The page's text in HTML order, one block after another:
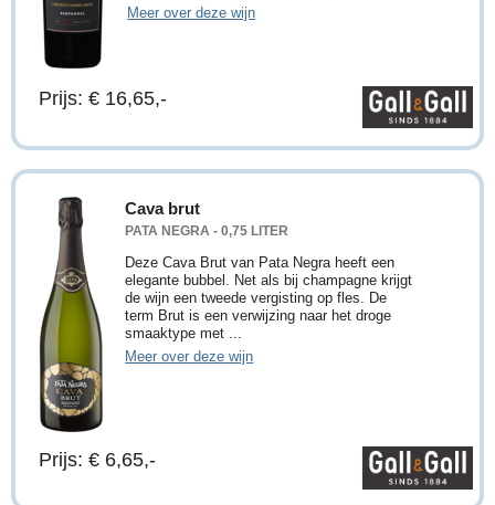
Meer over deze wijn
Prijs: € 16,65,-
Cava brut
PATA NEGRA - 0,75 LITER
Deze Cava Brut van Pata Negra heeft een
elegante bubbel. Net als bij champagne krijgt
de wijn een tweede vergisting op fles. De
term Brut is een verwijzing naar het droge
smaaktype met ...
Meer over deze wijn
Prijs: € 6,65,-